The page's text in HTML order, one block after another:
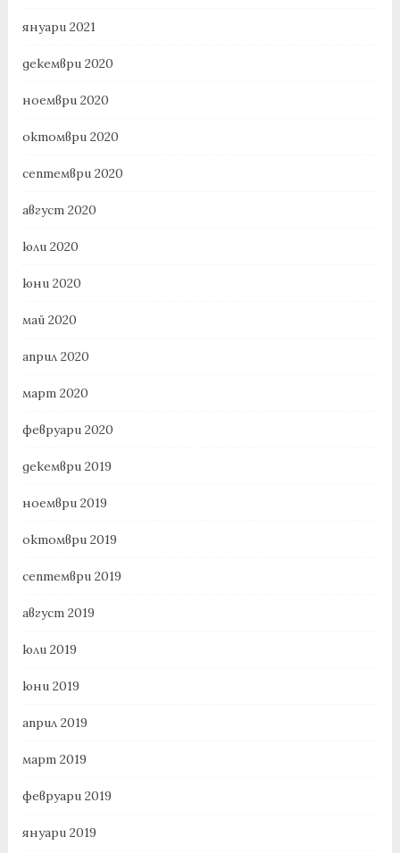
януари 2021
декември 2020
ноември 2020
октомври 2020
септември 2020
август 2020
юли 2020
юни 2020
май 2020
април 2020
март 2020
февруари 2020
декември 2019
ноември 2019
октомври 2019
септември 2019
август 2019
юли 2019
юни 2019
април 2019
март 2019
февруари 2019
януари 2019